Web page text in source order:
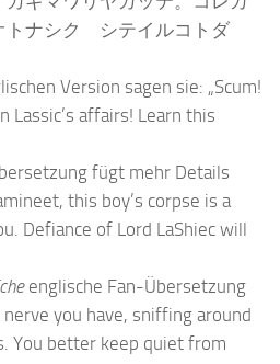
ナシク シテイルコトダ
Version sagen sie: „Scum!
Lassic’s affairs! Learn this
fügt mehr Details
this boy’s corpse is a
Defiance of Lord LaShiec will
englische Fan-Übersetzung
nerve you have, sniffing around
You better keep quiet from